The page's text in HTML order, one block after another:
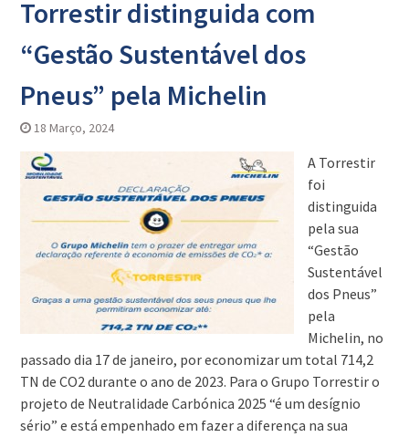
Torrestir distinguida com
“Gestão Sustentável dos
Pneus” pela Michelin
18 Março, 2024
A Torrestir
foi
distinguida
pela sua
“Gestão
Sustentável
dos Pneus”
pela
Michelin, no
passado dia 17 de janeiro, por economizar um total 714,2
TN de CO2 durante o ano de 2023. Para o Grupo Torrestir o
projeto de Neutralidade Carbónica 2025 “é um desígnio
sério” e está empenhado em fazer a diferença na sua